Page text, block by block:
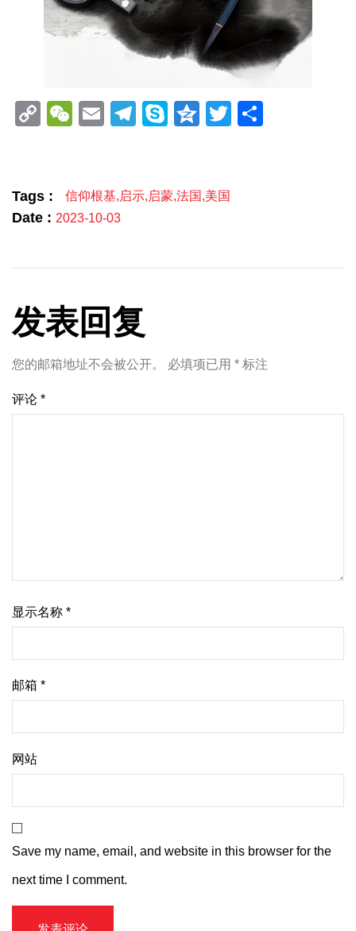
CopyWeChat
EmailTelegram
SkypeQzoneTwitter
Tags : 信仰根基, 启示, 启蒙,法国 ,美国
Date : 2023-10-03
发表回复
您的邮箱地址不会被公开。 必填项已用 * 标注
评论 *
显示名称 *
邮箱 *
网站
Save my name, email, and website in this browser for the
next time I comment.